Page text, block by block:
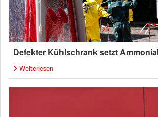
Defekter Kühlschrank setzt
Weiterlesen